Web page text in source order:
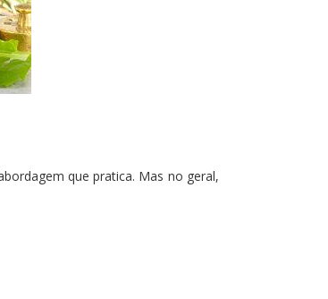
que pratica. Mas no geral,